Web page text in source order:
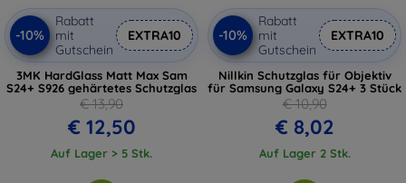
-10%
Rabatt
mit
Gutschein
EXTRA10
3MK HardGlass Matt Max Sam
S24+ S926 gehärtetes Schutzglas
€ 13,90
€ 12,50
Auf Lager > 5 Stk.
-10%
Rabatt
mit
Gutschein
EXTRA10
Nillkin Schutzglas für Objektiv
für Samsung Galaxy S24+ 3 Stück
€ 10,90
€ 8,02
Auf Lager 2 Stk.